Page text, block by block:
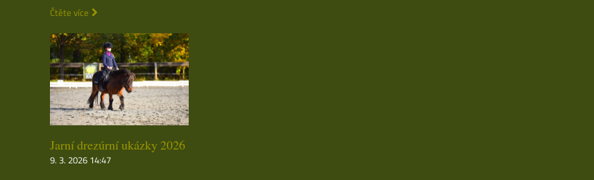
Čtěte více
Jarní drezúrní ukázky 2026
9. 3. 2026 14:47